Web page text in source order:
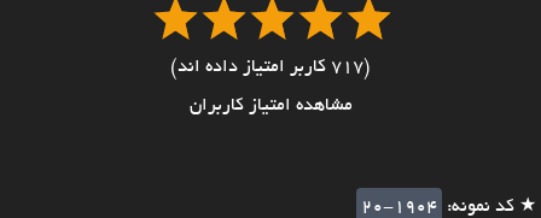
(717 کاربر امتیاز داده اند)
مشاهده امتیاز کاربران
★ کد نمونه: 20-1904